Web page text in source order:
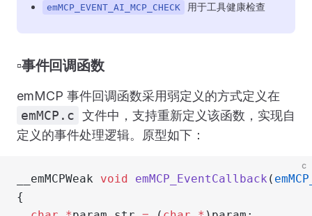
emMCP_EVENT_AI_MCP_CHECK 用于工具健康检查
▫️事件回调函数
emMCP 事件回调函数采用弱定义的方式定义在
emMCP.c 文件中，支持重新定义该函数，实现自
定义的事件处理逻辑。原型如下：
c
__emMCPWeak void emMCP_EventCallback (
{